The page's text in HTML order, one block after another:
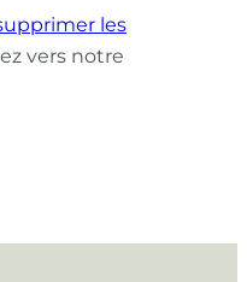
les
vers notre